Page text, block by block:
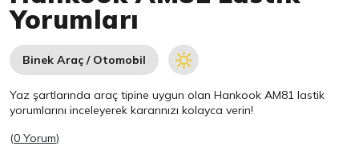
Yorumları
Binek Araç / Otomobil
Yaz şartlarında araç tipine uygun olanHankook AM81 lastik
yorumlarını inceleyerek kararınızı kolayca verin!
(0 Yorum)